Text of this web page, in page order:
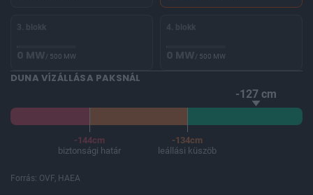
3. blokk
0 MW/ 500 MW
4. blokk
0 MW/ 500 MW
DUNA VÍZÁLLÁSA PAKSNÁL
-127 cm
-144cm
biztonsági határ
-134cm
leállási küszöb
Forrás: OVF, HAEA